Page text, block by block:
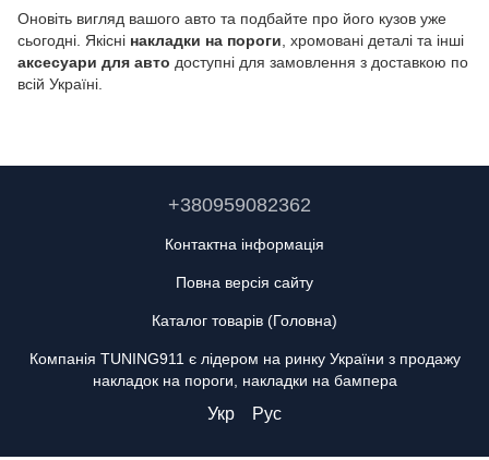
Оновіть вигляд вашого авто та подбайте про його кузов уже
сьогодні. Якісні накладки на пороги, хромовані деталі та інші
аксесуари для авто доступні для замовлення з доставкою по
всій Україні.
+380959082362
Контактна інформація
Повна версія сайту
Каталог товарів (Головна)
Компанія TUNING911 є лідером на ринку України з продажу
накладок на пороги, накладки на бампера
Укр Рус